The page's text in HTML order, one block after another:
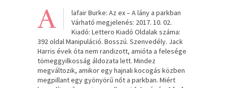
A
lafair Burke: Az ex – A lány a parkban
Várható megjelenés: 2017. 10. 02.
Kiadó: Lettero Kiadó Oldalak száma:
392 oldal Manipuláció. Bosszú. Szenvedély. Jack
Harris évek óta nem randizott, amióta a felesége
tömeggyilkosság áldozata lett. Mindez
megváltozik, amikor egy hajnali kocogás közben
megpillant egy gyönyörű nőt a parkban. Miért